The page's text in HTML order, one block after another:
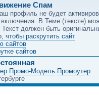
Спам
профиль не будет
В Теме (тексте)
должен быть
чтобы раскрутить сайт
сайтов
сайтов
Промо-Модель Промоутер